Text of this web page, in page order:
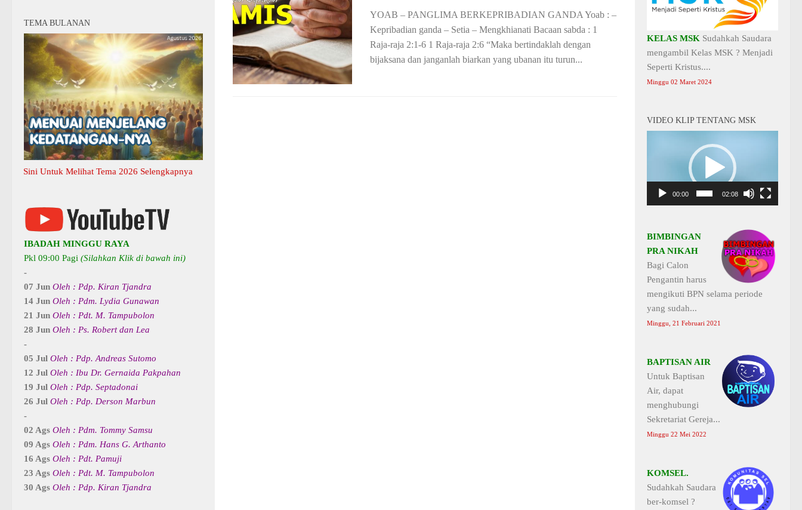
YOAB – PANGLIMA BERKEPRIBADIAN GANDA Yoab : –
Kepribadian ganda – Setia – Mengkhianati Bacaan sabda : 1
Raja-raja 2:1-6 1 Raja-raja 2:6 “Maka bertindaklah dengan
bijaksana dan janganlah biarkan yang ubanan itu turun...
TEMA BULANAN
Melihat Tema 2026 Selengkapnya
IBADAH MINGGU RAYA
Pkl 09:00 Pagi (Silahkan Klik di bawah ini)
-
07 Jun Oleh : Pdp. Kiran Tjandra
14 Jun Oleh : Pdm. Lydia Gunawan
21 Jun Oleh : Pdt. M. Tampubolon
28 Jun Oleh : Ps. Robert dan Lea
-
05 Jul Oleh : Pdp. Andreas Sutomo
12 Jul Oleh : Ibu Dr. Gernaida Pakpahan
19 Jul Oleh : Pdp. Septadonai
26 Jul Oleh : Pdp. Derson Marbun
-
02 Ags Oleh : Pdm. Tommy Samsu
09 Ags Oleh : Pdm. Hans G. Arthanto
16 Ags Oleh : Pdt. Pamuji
23 Ags Oleh : Pdt. M. Tampubolon
30 Ags Oleh : Pdp. Kiran Tjandra
KELAS MSK Sudahkah Saudara
mengambil Kelas MSK ? Menjadi
Seperti Kristus....
Minggu 02 Maret 2024
VIDEO KLIP TENTANG MSK
00:00 02:08
BIMBINGAN
PRA NIKAH
Bagi Calon
Pengantin harus
mengikuti BPN selama periode
yang sudah...
Minggu, 21 Februari 2021
BAPTISAN AIR
Untuk Baptisan
Air, dapat
menghubungi
Sekretariat Gereja...
Minggu 22 Mei 2022
KOMSEL.
Sudahkah Saudara
ber-komsel ?